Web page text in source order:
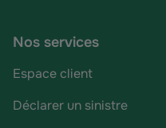
Nos services
Espace client
Déclarer un sinistre